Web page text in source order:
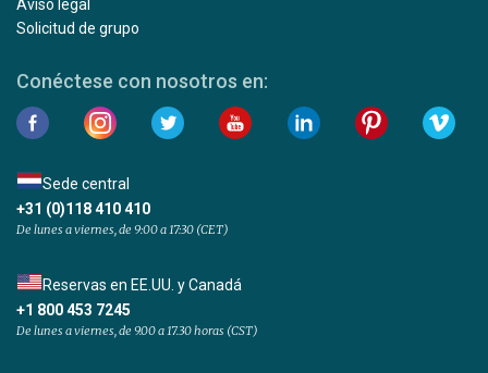
Aviso legal
Solicitud de grupo
Conéctese con nosotros en:
Sede central
+31 (0)118 410 410
De lunes a viernes, de 9:00 a 17:30 (CET)
Reservas en EE.UU. y Canadá
+1 800 453 7245
De lunes a viernes, de 9.00 a 17.30 horas (CST)